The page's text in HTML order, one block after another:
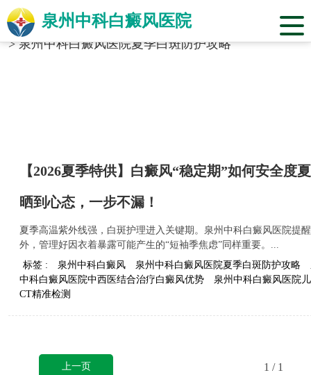
泉州中科白癜风医院
当前位置：福建省泉州市中科白癜风医院
标签合辑
>泉州中科白癜风医院夏季白斑防护攻略
【2026夏季特供】白癜风“稳定期”如何安全度
晒到心态，一步不漏！
夏季高温紫外线强，白斑护理进入关键期。泉州中科白癜风医院提
外，管理好因衣着暴露可能产生的“短袖季焦虑”同样重要。...
标签 :
泉州中科白癜风 泉州中科白癜风医院夏季白斑防护攻略
中科白癜风医院中西医结合治疗白癜风优势
泉州中科白癜风医院
CT精准检测
上一页 1 / 1